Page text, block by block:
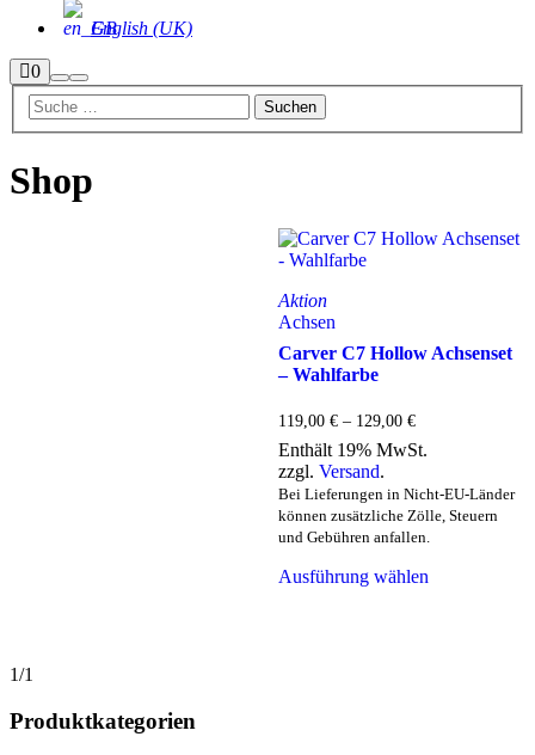
English (UK)
0Seitenleiste
ShopSuchen
Hauptmenü
Shop
Aktion
Achsen
Carver C7 Hollow Achsenset
– Wahlfarbe
119,00 € – 129,00 €Preisspanne:
119,00 €
bis
Enthält 19% MwSt.
zzgl. Versand.
Bei Lieferungen in Nicht-EU-Länder
können zusätzliche Zölle, Steuern
und Gebühren anfallen.
Ausführung wählenProdukt
1/1
Produktkategorien